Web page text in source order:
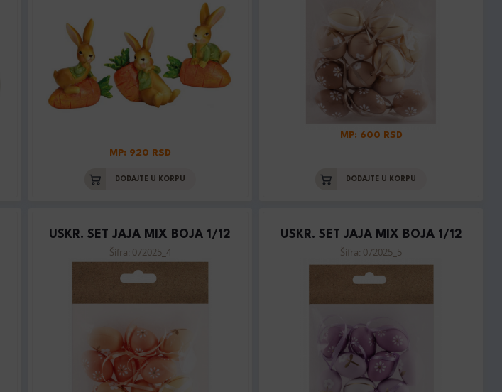
MP: 920 RSD
DODAJTE U KORPU
MP: 600 RSD
DODAJTE U KORPU
USKR. SET JAJA MIX BOJA 1/12
Šifra: 072025_4
USKR. SET JAJA MIX BOJA 1/12
Šifra: 072025_5